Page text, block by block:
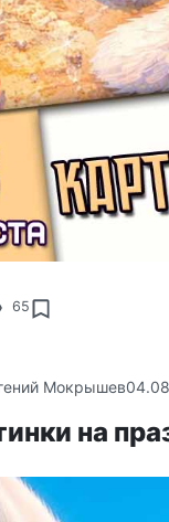
65
Мокрышев
на